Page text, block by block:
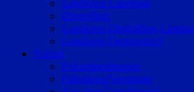
Landkreis Landshut
Dingolfing
Landkreis Dingolfing-Landau
Landkreis Deggendorf
Polizei
Polizeimeldungen
Fahndung/Vermisste